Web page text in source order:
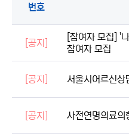
번호
[공지]
[참여자 모집] '
참여자 모집
[공지] 서울시어르신상
[공지] 사전연명의료의